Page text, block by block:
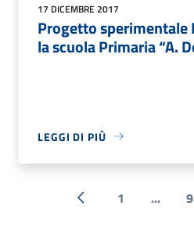
17 DICEMBRE 2017
Progetto sperimentale
la scuola Primaria “A.
LEGGI DI PIÙ
« Precedente
1 ... 9